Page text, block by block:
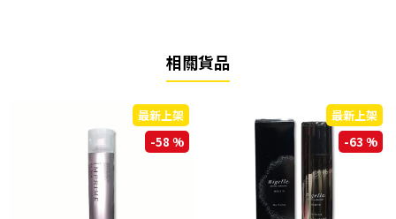
相關貨品
最新上架
-58 %
最新上架
-63 %